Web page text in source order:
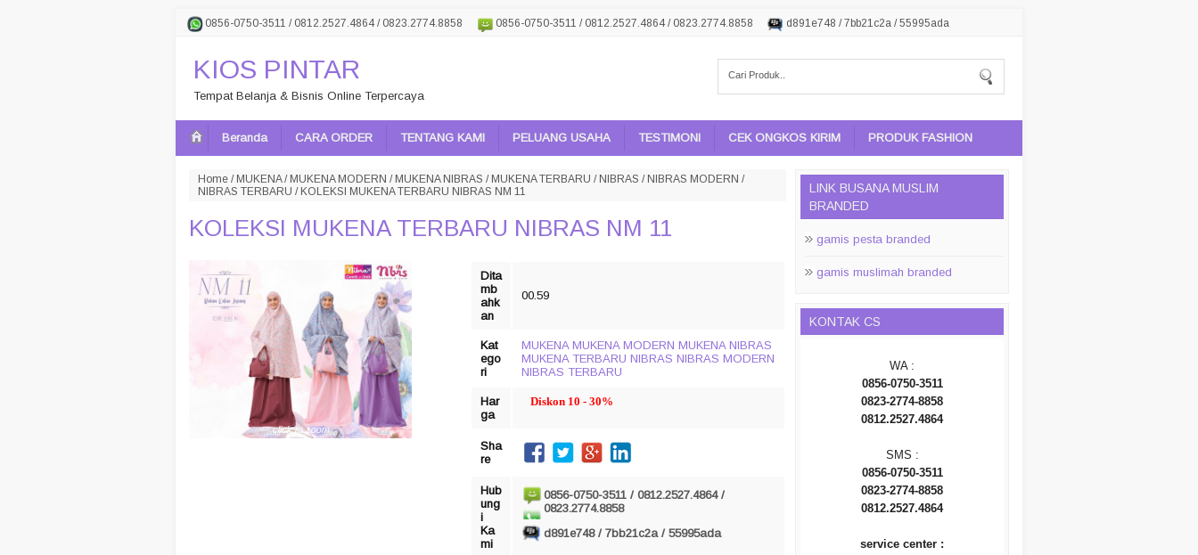
0856-0750-3511 / 0812.2527.4864 / 0823.2774.8858 0856-0750-3511 / 0812.2527.4864 / 0823.2774.8858 d891e748 / 7bb21c2a / 55995ada
KIOS PINTAR
Tempat Belanja & Bisnis Online Terpercaya
Beranda CARA ORDER TENTANG KAMI PELUANG USAHA TESTIMONI CEK ONGKOS KIRIM PRODUK FASHION
Home / MUKENA / MUKENA MODERN / MUKENA NIBRAS / MUKENA TERBARU / NIBRAS / NIBRAS MODERN /
NIBRAS TERBARU / KOLEKSI MUKENA TERBARU NIBRAS NM 11
KOLEKSI MUKENA TERBARU NIBRAS NM 11
click to zoom
Dita
mb
ahk
an
00.59
Kat
ego
ri
MUKENA MUKENA MODERN MUKENA NIBRAS
MUKENA TERBARU NIBRAS NIBRAS MODERN
NIBRAS TERBARU
Har
ga
Diskon 10 - 30%
Sha
re
Hub
ung
i
Ka
mi
0856-0750-3511 / 0812.2527.4864 /
0823.2774.8858
d891e748 / 7bb21c2a / 55995ada
LINK BUSANA MUSLIM
BRANDED
gamis pesta branded
gamis muslimah branded
KONTAK CS
WA :
0856-0750-3511
0823-2774-8858
0812.2527.4864
SMS :
0856-0750-3511
0823-2774-8858
0812.2527.4864
service center :